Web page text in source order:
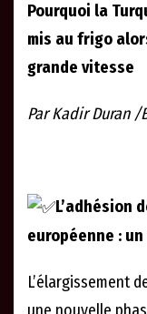
Pourquoi la
mis au frigo
grande vitesse
Par Kadir Duran
L’adhésion
européenne :
L’élargissement